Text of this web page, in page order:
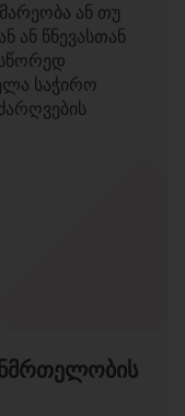
ან თუ
ან წნევასთან
სწორედ
საჭირო